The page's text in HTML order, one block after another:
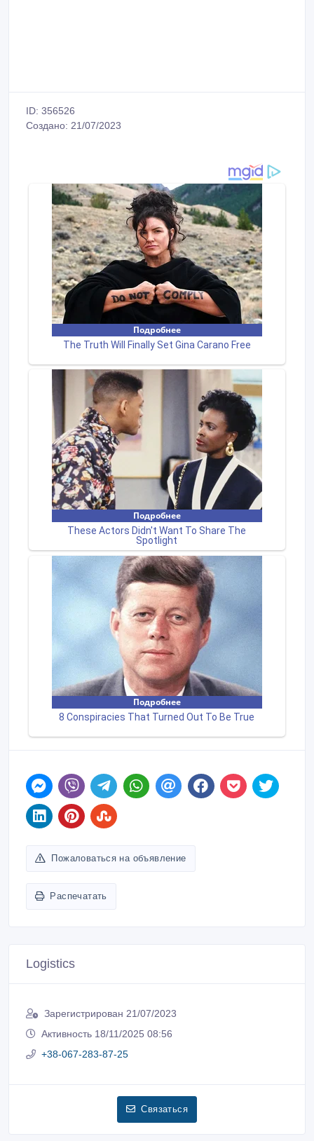
ID: 356526
Создано: 21/07/2023
Пожаловаться на объявление
Распечатать
Logistics
Зарегистрирован 21/07/2023
Активность 18/11/2025 08:56
+38-067-283-87-25
Связаться